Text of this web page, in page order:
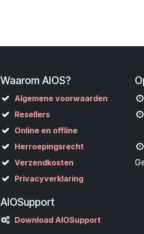
Waarom AIOS?
Algemene voorwaarden
Resellers
Online en offline
Herroepingsrecht
Verzendkosten
Privacyverklaring
AIOSupport
Download AIOSupport